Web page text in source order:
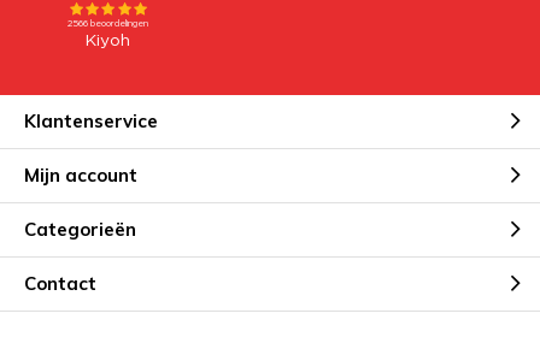
Klantenservice
Mijn account
Categorieën
Contact